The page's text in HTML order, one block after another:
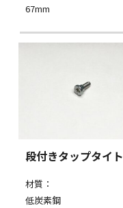
67mm
段付きタップタイト
材質：
低炭素鋼